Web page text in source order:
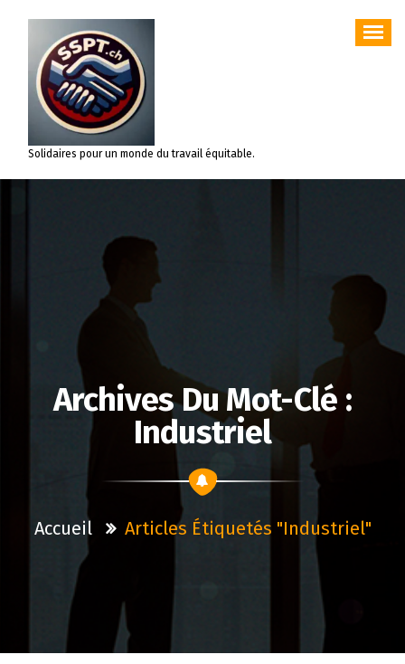
contenu
Solidaires pour un monde du travail équitable.
Archives Du Mot-Clé :
Industriel
Accueil Articles Étiquetés "industriel"